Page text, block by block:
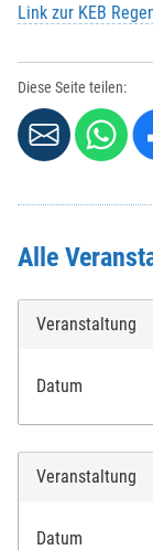
Link zur KEB
Diese Seite teilen:
Alle
Veranstaltung
Datum
Veranstaltung
Datum